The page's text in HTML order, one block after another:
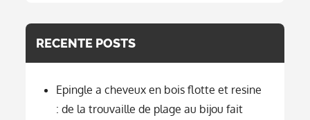
RECENTE POSTS
Epingle a cheveux en bois flotte et resine
: de la trouvaille de plage au bijou fait